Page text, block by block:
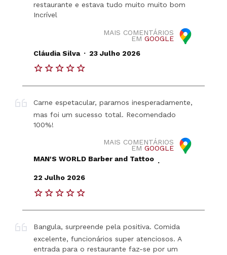
restaurante e estava tudo muito muito bom
Incrível
MAIS COMENTÁRIOS
EM GOOGLE
Cláudia Silva . 23 Julho 2026
Carne espetacular, paramos inesperadamente,
mas foi um sucesso total. Recomendado
100%!
MAIS COMENTÁRIOS
EM GOOGLE
MAN'S WORLD Barber and Tattoo .
22 Julho 2026
Bangula, surpreende pela positiva. Comida
excelente, funcionários super atenciosos. A
entrada para o restaurante faz-se por um